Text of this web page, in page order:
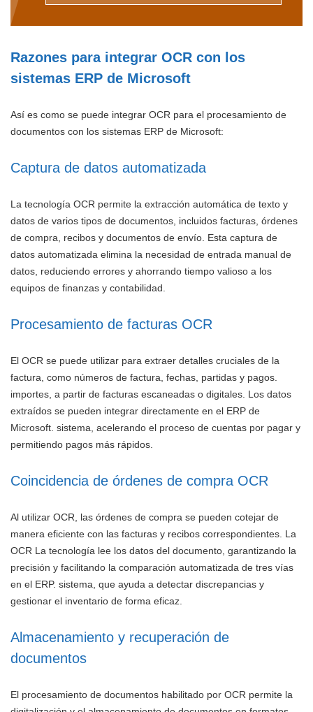
Razones para integrar OCR con los
sistemas ERP de Microsoft
Así es como se puede integrar OCR para el procesamiento de
documentos con los sistemas ERP de Microsoft:
Captura de datos automatizada
La tecnología OCR permite la extracción automática de texto y
datos de varios tipos de documentos, incluidos facturas, órdenes
de compra, recibos y documentos de envío. Esta captura de
datos automatizada elimina la necesidad de entrada manual de
datos, reduciendo errores y ahorrando tiempo valioso a los
equipos de finanzas y contabilidad.
Procesamiento de facturas OCR
El OCR se puede utilizar para extraer detalles cruciales de la
factura, como números de factura, fechas, partidas y pagos.
importes, a partir de facturas escaneadas o digitales. Los datos
extraídos se pueden integrar directamente en el ERP de
Microsoft. sistema, acelerando el proceso de cuentas por pagar y
permitiendo pagos más rápidos.
Coincidencia de órdenes de compra OCR
Al utilizar OCR, las órdenes de compra se pueden cotejar de
manera eficiente con las facturas y recibos correspondientes. La
OCR La tecnología lee los datos del documento, garantizando la
precisión y facilitando la comparación automatizada de tres vías
en el ERP. sistema, que ayuda a detectar discrepancias y
gestionar el inventario de forma eficaz.
Almacenamiento y recuperación de
documentos
El procesamiento de documentos habilitado por OCR permite la